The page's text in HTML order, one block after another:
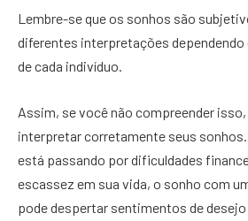
Lembre-se que os sonhos são
diferentes interpretações
de cada indivíduo.
Assim, se você não compreender
interpretar corretamente seus
está passando por dificuldades
escassez em sua vida, o sonho com
pode despertar sentimentos de